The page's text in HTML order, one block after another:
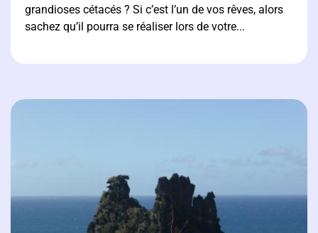
grandioses cétacés ? Si c’est l’un de vos rêves, alors
sachez qu’il pourra se réaliser lors de votre...